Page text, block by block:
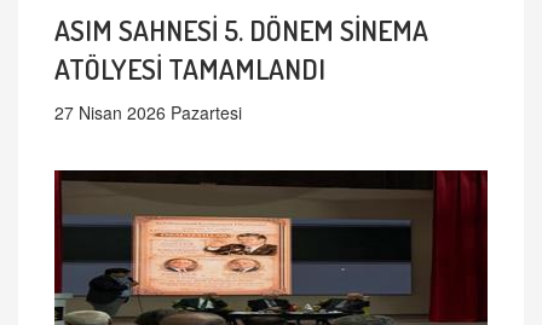
ASIM SAHNESİ 5. DÖNEM SİNEMA
ATÖLYESİ TAMAMLANDI
27 Nisan 2026 Pazartesi